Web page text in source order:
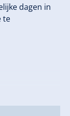
dagen in
te